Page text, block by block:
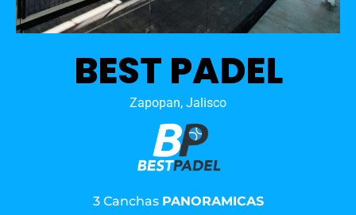
BEST PADEL
Zapopan, Jalisco
3 Canchas PANORAMICAS